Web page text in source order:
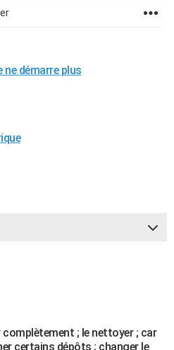
démarre plus
; le nettoyer ; car
certains dépôts ; changer le